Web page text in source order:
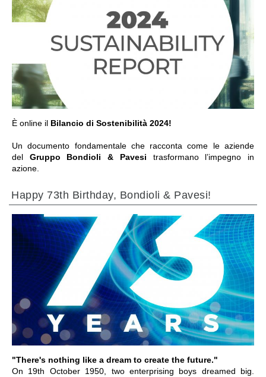
È online il Bilancio di Sostenibilità 2024!
Un documento fondamentale che racconta come le aziende
del Gruppo Bondioli & Pavesi trasformano l’impegno in
azione.
IR PARA A SECÇÃO
Happy 73th Birthday, Bondioli & Pavesi!
"There's nothing like a dream to create the future."
On 19th October 1950, two enterprising boys dreamed big.
IR PARA A SECÇÃO